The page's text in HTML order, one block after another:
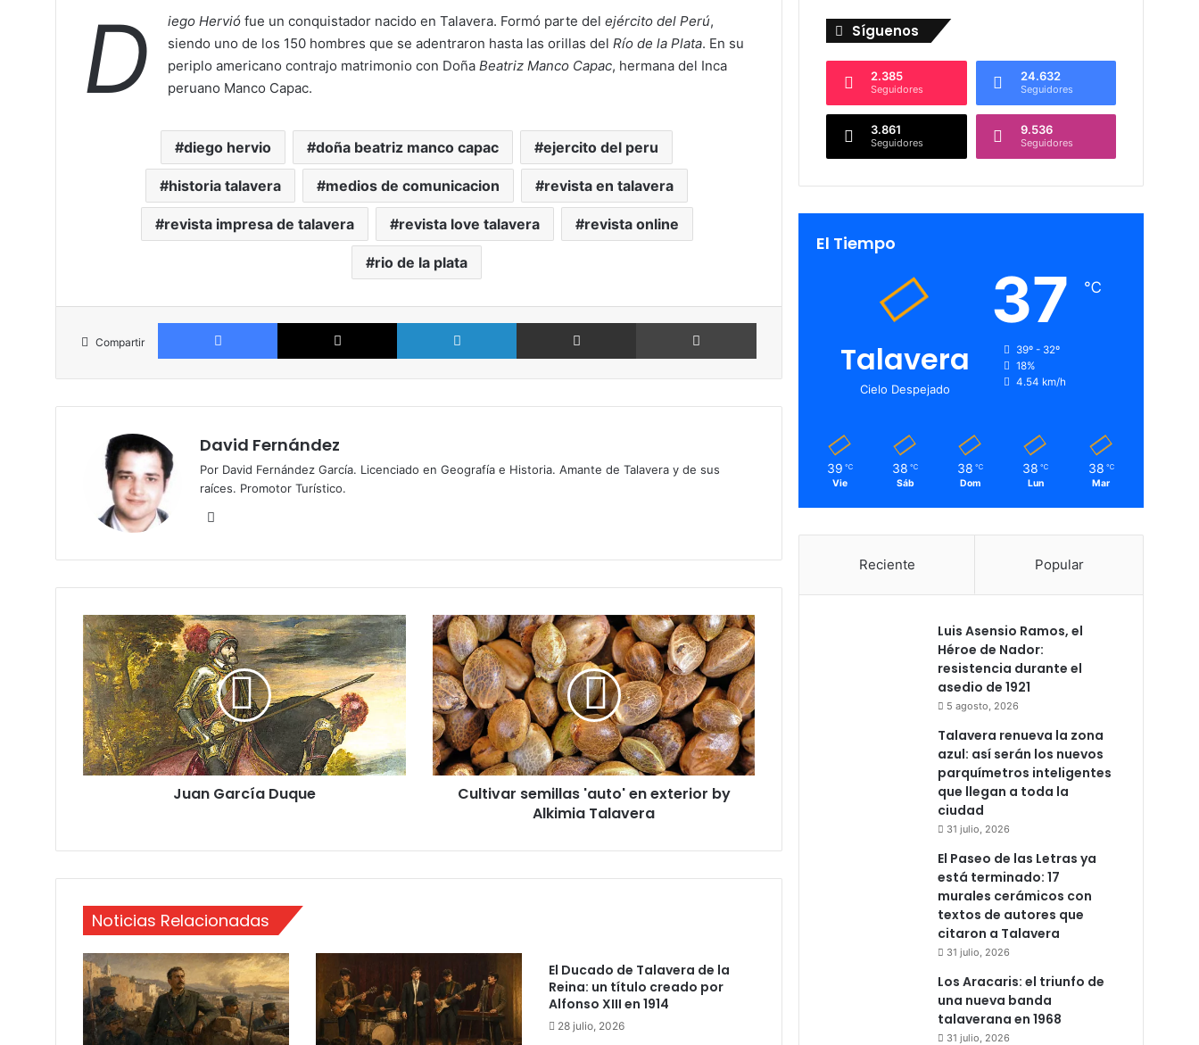
D iego Hervió fue un conquistador nacido en Talavera. Formó parte del ejército del Perú,
siendo uno de los 150 hombres que se adentraron hasta las orillas del Río de la Plata. En su
periplo americano contrajo matrimonio con Doña Beatriz Manco Capac, hermana del Inca
peruano Manco Capac.
diego hervio doña beatriz manco capac ejercito del peru
historia talavera medios de comunicacion revista en talavera
revista impresa de talavera revista love talavera revista online
rio de la plata
Compartir
Facebook X LinkedIn Compartir por Email
David Fernández
Por David Fernández García. Licenciado en Geografía e Historia. Amante de Talavera y de sus
raíces. Promotor Turístico.
bo
J
u
a
n
G
a
r
c
í
q
Juan García Duque
C
u
l
t
i
v
a
r
s
l
o
Cultivar semillas 'auto' en exterior by
Alkimia Talavera
Noticias Relacionadas
El Ducado de Talavera de la
Reina: un título creado por
Alfonso XIII en 1914
28 julio, 2026
Síguenos
2.385
Seguidores
24.632
Seguidores
3.861
Seguidores
9.536
Seguidores
El Tiempo
Talavera
Cielo Despejado
37 ℃
39º - 32º
18%
4.54 km/h
39 ℃
Vie
38 ℃
Sáb
38 ℃
Dom
38 ℃
Lun
38 ℃
Mar
Reciente Popular
Luis Asensio Ramos, el
Héroe de Nador:
resistencia durante el
asedio de 1921
5 agosto, 2026
Talavera renueva la zona
azul: así serán los nuevos
parquímetros inteligentes
que llegan a toda la
ciudad
31 julio, 2026
El Paseo de las Letras ya
está terminado: 17
murales cerámicos con
textos de autores que
citaron a Talavera
31 julio, 2026
Los Aracaris: el triunfo de
una nueva banda
talaverana en 1968
31 julio, 2026